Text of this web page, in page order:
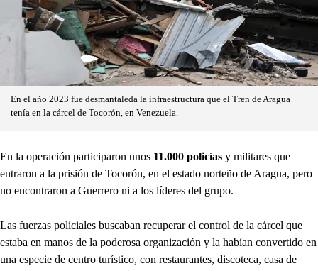
En el año 2023 fue desmantaleda la infraestructura que el Tren de Aragua
tenía en la cárcel de Tocorón, en Venezuela.
En la operación participaron unos 11.000 policías y militares que
entraron a la prisión de Tocorón, en el estado norteño de Aragua, pero
no encontraron a Guerrero ni a los líderes del grupo.
Las fuerzas policiales buscaban recuperar el control de la cárcel que
estaba en manos de la poderosa organización y la habían convertido en
una especie de centro turístico, con restaurantes, discoteca, casa de